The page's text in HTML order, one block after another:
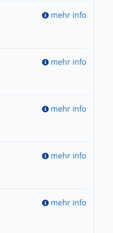
mehr info
mehr info
mehr info
mehr info
mehr info